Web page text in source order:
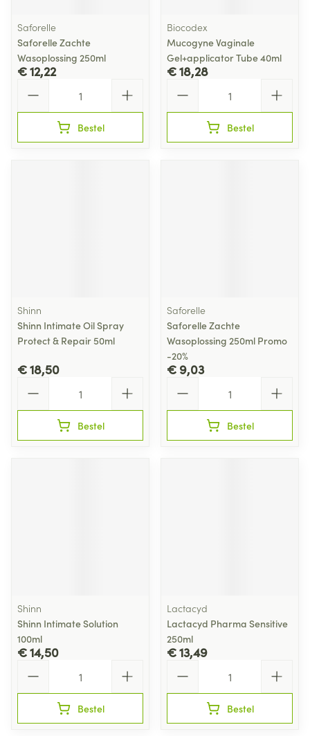
Saforelle
Saforelle Zachte
Wasoplossing 250ml
€ 12,22
Bestel
Biocodex
Mucogyne Vaginale
Gel+applicator Tube 40ml
€ 18,28
Bestel
Shinn
Shinn Intimate Oil Spray
Protect & Repair 50ml
€ 18,50
Bestel
Saforelle
Saforelle Zachte
Wasoplossing 250ml Promo
-20%
€ 9,03
Bestel
Shinn
Shinn Intimate Solution
100ml
€ 14,50
Bestel
Lactacyd
Lactacyd Pharma Sensitive
250ml
€ 13,49
Bestel